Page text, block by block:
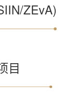
ZEvA)
目